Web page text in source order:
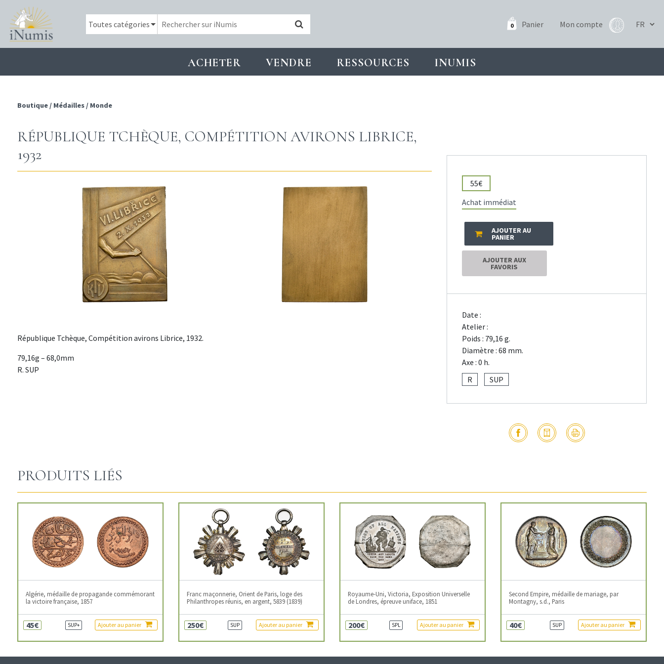
0 Panier Mon compte
ACHETER VENDRE RESSOURCES INUMIS
Boutique / Médailles / Monde
RÉPUBLIQUE TCHÈQUE, COMPÉTITION AVIRONS LIBRICE,
1932
République Tchèque, Compétition avirons Librice, 1932.
79,16g – 68,0mm
R. SUP
55€
Achat immédiat
AJOUTER AU
PANIER
AJOUTER AUX
FAVORIS
Date :
Atelier :
Poids : 79,16 g.
Diamètre : 68 mm.
Axe : 0 h.
R
SUP
PRODUITS LIÉS
Algérie, médaille de propagande commémorant
la victoire française, 1857
45€ SUP+ Ajouter au panier
Franc maçonnerie, Orient de Paris, loge des
Philanthropes réunis, en argent, 5839 (1839)
250€ SUP Ajouter au panier
Royaume-Uni, Victoria, Exposition Universelle
de Londres, épreuve uniface, 1851
200€ SPL Ajouter au panier
Second Empire, médaille de mariage, par
Montagny, s.d., Paris
40€ SUP Ajouter au panier